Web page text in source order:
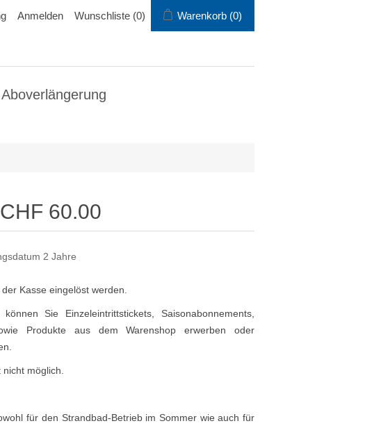
Anmelden Wunschliste (0) Warenkorb (0)
Aboverlängerung
60.00
2 Jahre
Kasse eingelöst werden.
Sie Einzeleintrittstickets, Saisonabonnements,
Produkte aus dem Warenshop erwerben oder
möglich.
für den Strandbad-Betrieb im Sommer wie auch für